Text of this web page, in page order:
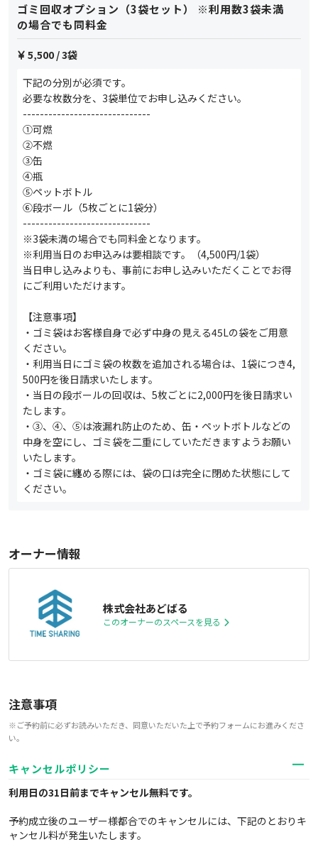
ゴミ回収オプション（3袋セット） ※利用数3袋未満
の場合でも同料金
5,500 / 3袋
下記の分別が必須です。
必要な枚数分を、3袋単位でお申し込みください。
------------------------------
①可燃
②不燃
③缶
④瓶
⑤ペットボトル
⑥段ボール（5枚ごとに1袋分）
------------------------------
※3袋未満の場合でも同料金となります。
※利用当日のお申込みは要相談です。（4,500円/1袋）
当日申し込みよりも、事前にお申し込みいただくことでお得
にご利用いただけます。
【注意事項】
・ゴミ袋はお客様自身で必ず中身の見える45Lの袋をご用意
ください。
・利用当日にゴミ袋の枚数を追加される場合は、1袋につき4,
500円を後日請求いたします。
・当日の段ボールの回収は、5枚ごとに2,000円を後日請求い
たします。
・③、④、⑤は液漏れ防止のため、缶・ペットボトルなどの
中身を空にし、ゴミ袋を二重にしていただきますようお願い
いたします。
・ゴミ袋に纏める際には、袋の口は完全に閉めた状態にして
ください。
オーナー情報
株式会社あどばる
このオーナーのスペースを見る
注意事項
※ご予約前に必ずお読みいただき、同意いただいた上で予約フォームにお進みくださ
い。
キャンセルポリシー
利用日の31日前までキャンセル無料です。
予約成立後のユーザー様都合でのキャンセルには、下記のとおりキ
ャンセル料が発生いたします。